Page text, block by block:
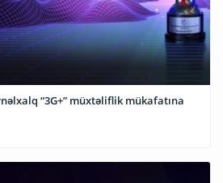
“3G+” müxtəliflik mükafatına